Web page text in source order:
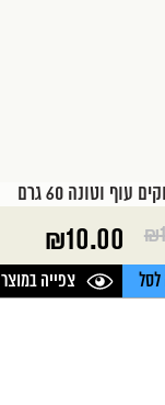
עוף וטונה 60 גרם
₪
₪10.00
צפייה במוצר